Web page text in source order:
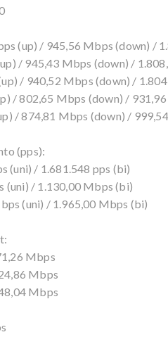
(up) / 945,56 Mbps (down) /
/ 945,43 Mbps (down) /
/ 940,52 Mbps (down) /
/ 802,65 Mbps (down) /
/ 874,81 Mbps (down) /
(pps):
(uni) / 1.681.548 pps (bi)
(uni) / 1.130,00 Mbps (bi)
(uni) / 1.965,00 Mbps (bi)
Mbps
Mbps
Mbps